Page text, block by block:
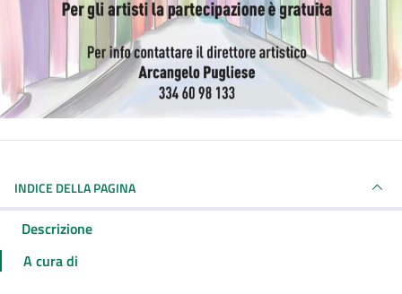
INDICE DELLA PAGINA
Descrizione
A cura di